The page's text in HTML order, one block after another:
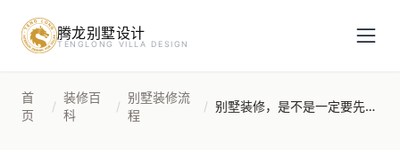
腾龙别墅设计
TENGLONG VILLA DESIGN
首
页
/
装修百
科
/
别墅装修流
程
/ 别墅装修，是不是一定要先出全套施工图才能开工？看到邻居家好像边装边改，这样有什么风险吗？
预约设计咨询
姓名*